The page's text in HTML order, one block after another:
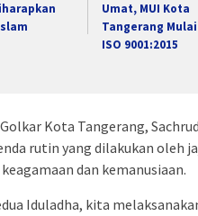
Umat, MUI Kota
Tangerang
ISO 9001:2015
Kota Tangerang,
rutin yang dilakukan oleh
dan kemanusiaan.
Iduladha, kita